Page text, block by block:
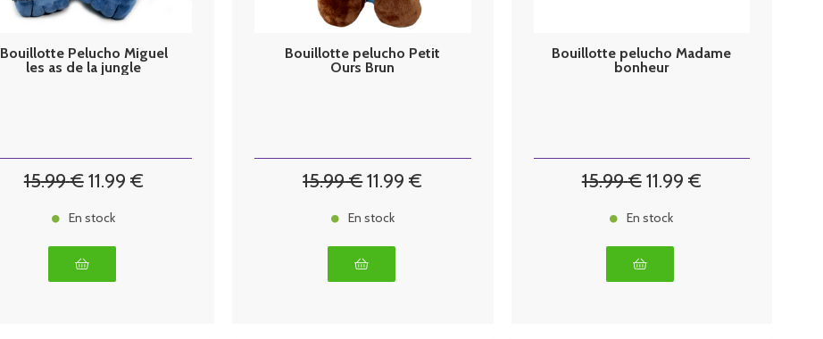
Bouillotte Pelucho Miguel
les as de la jungle
15.99€11.99 €
En stock
Bouillotte pelucho Petit
Ours Brun
15.99€11.99 €
En stock
Bouillotte pelucho Madame
bonheur
15.99€11.99 €
En stock